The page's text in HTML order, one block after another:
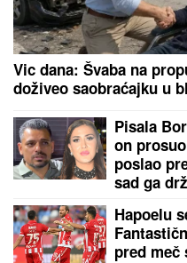
Vic dana: Švaba na
doživeo saobraćajku u
Pisala
on
poslao
sad ga
Hapoelu
pred meč